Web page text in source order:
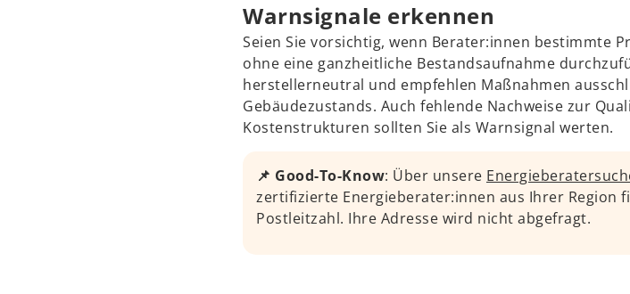
Warnsignale erkennen
Seien Sie vorsichtig, wenn Berater:innen bestimmte
ohne eine ganzheitliche Bestandsaufnahme
herstellerneutral und empfehlen Maßnahmen
Gebäudezustands. Auch fehlende Nachweise zur
Kostenstrukturen sollten Sie als Warnsignal werten.
📌 Good-To-Know: Über unsere
zertifizierte Energieberater:innen aus Ihrer Region
Postleitzahl. Ihre Adresse wird nicht abgefragt.